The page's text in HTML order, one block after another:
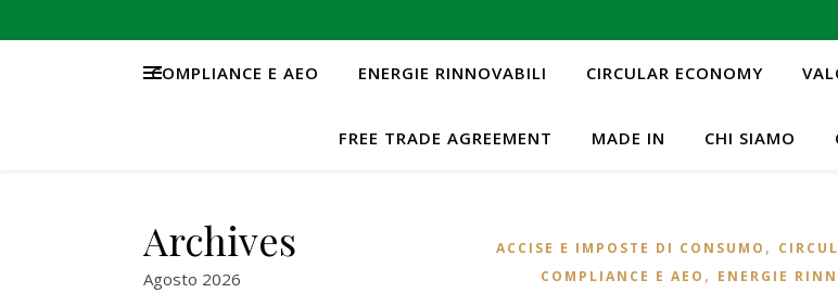
COMPLIANCE E AEO ENERGIE RINNOVABILI CIRCULAR ECONOMY
FREE TRADE AGREEMENT MADE IN CHI SIAMO
Archives
Agosto 2026
ACCISE E IMPOSTE DI CONSUMO ,
COMPLIANCE E AEO , ENERGIE